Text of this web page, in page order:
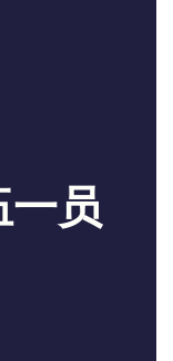
一员